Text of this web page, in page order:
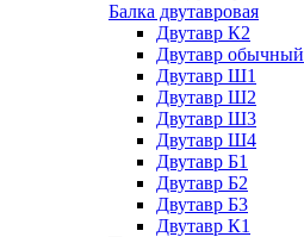
Балка двутавровая
Двутавр К2
Двутавр обычный
Двутавр Ш1
Двутавр Ш2
Двутавр Ш3
Двутавр Ш4
Двутавр Б1
Двутавр Б2
Двутавр Б3
Двутавр К1